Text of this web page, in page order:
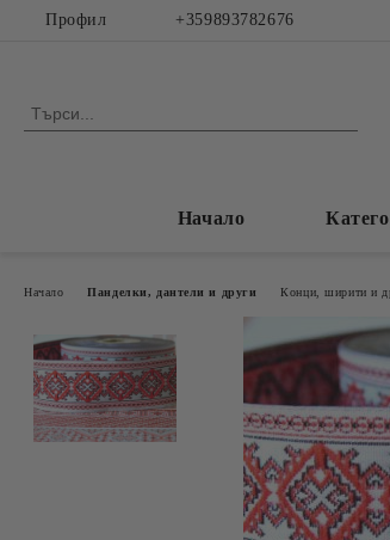
Профил +359893782676
Начало
Начало Панделки, дантели и други Конци, ширити и